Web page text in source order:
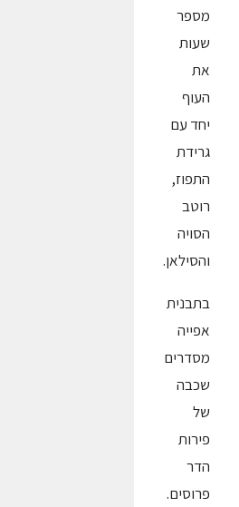
מספר
שעות
את
העוף
יחד עם
גרידת
התפוז,
רוטב
הסויה
והסילאן.
בתבנית
אפייה
מסדרים
שכבה
של
פירות
הדר
פרוסים.